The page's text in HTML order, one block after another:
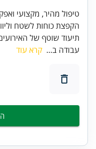
תיעוד שוטף של
עבודה ב... קרא עוד